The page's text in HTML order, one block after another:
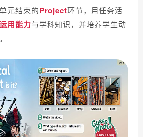
元结束的Project环节，用任务活
用能力与学科知识，并培养学生动